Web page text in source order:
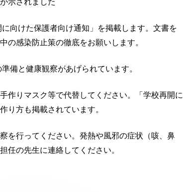
示されました
向けた保護者向け通知」を掲載します。文書を
の感染防止策の徹底をお願いします。
備と健康観察があげられています。
作りマスク等で代替してください。「学校再開に
り方も掲載されています。
を行ってください。発熱や風邪の症状（咳、鼻
任の先生に連絡してください。